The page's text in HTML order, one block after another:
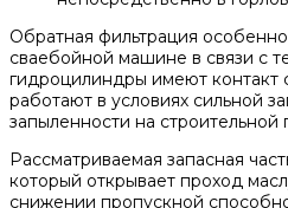
Обратная фильтрация
сваебойной машине в связи с
гидроцилиндры имеют
работают в условиях сильной
запыленности на строительной
Рассматриваемая запасная
который открывает проход
снижении пропускной